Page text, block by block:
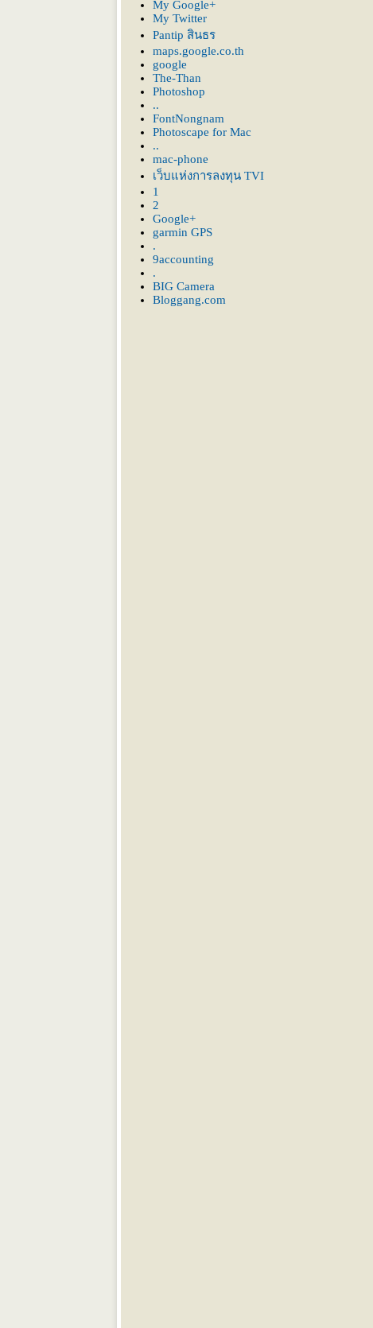
My Google+
My Twitter
Pantip สินธร
maps.google.co.th
google
The-Than
Photoshop
..
FontNongnam
Photoscape for Mac
..
mac-phone
เว็บแห่งการลงทุน TVI
1
2
Google+
garmin GPS
.
9accounting
.
BIG Camera
Bloggang.com